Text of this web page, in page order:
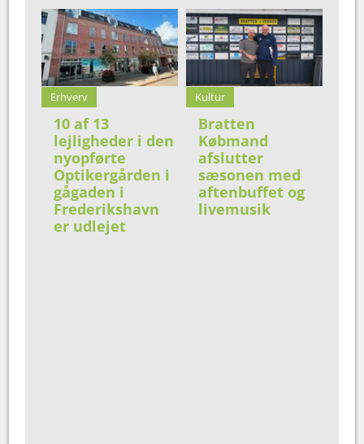
Erhverv
10 af 13
lejligheder i den
nyopførte
Optikergården i
gågaden i
Frederikshavn
er udlejet
Kultur
Bratten
Købmand
afslutter
sæsonen med
aftenbuffet og
livemusik